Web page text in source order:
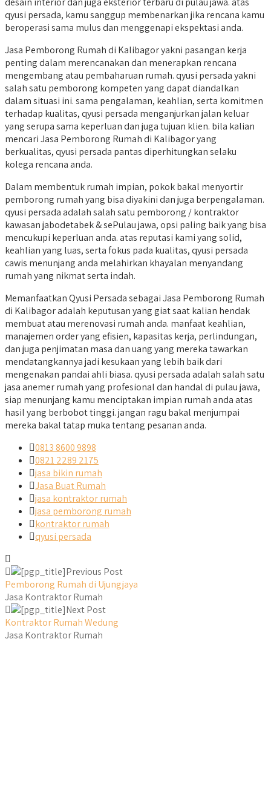
qyusi persada, kamu sanggup membenarkan jika rencana kamu
beroperasi sama mulus dan menggenapi ekspektasi anda.
Jasa Pemborong Rumah di Kalibagor yakni pasangan kerja
penting dalam merencanakan dan menerapkan rencana
mengembang atau pembaharuan rumah. qyusi persada yakni
salah satu pemborong kompeten yang dapat diandalkan
dalam situasi ini. sama pengalaman, keahlian, serta komitmen
terhadap kualitas, qyusi persada menganjurkan jalan keluar
yang serupa sama keperluan dan juga tujuan klien. bila kalian
mencari Jasa Pemborong Rumah di Kalibagor yang
berkualitas, qyusi persada pantas diperhitungkan selaku
kolega rencana anda.
Dalam membentuk rumah impian, pokok bakal menyortir
pemborong rumah yang bisa diyakini dan juga berpengalaman.
qyusi persada adalah salah satu pemborong / kontraktor
kawasan jabodetabek & sePulau jawa, opsi paling baik yang bisa
mencukupi keperluan anda. atas reputasi kami yang solid,
keahlian yang luas, serta fokus pada kualitas, qyusi persada
cawis menunjang anda melahirkan khayalan menyandang
rumah yang nikmat serta indah.
Memanfaatkan Qyusi Persada sebagai Jasa Pemborong Rumah
di Kalibagor adalah keputusan yang giat saat kalian hendak
membuat atau merenovasi rumah anda. manfaat keahlian,
manajemen order yang efisien, kapasitas kerja, perlindungan,
dan juga penjimatan masa dan uang yang mereka tawarkan
mendatangkannya jadi kesukaan yang lebih baik dari
mengenakan pandai ahli biasa. qyusi persada adalah salah satu
jasa anemer rumah yang profesional dan handal di pulau jawa,
siap menunjang kamu menciptakan impian rumah anda atas
hasil yang berbobot tinggi. jangan ragu bakal menjumpai
mereka bakal tatap muka tentang pesanan anda.
0813 8600 9898
0821 2289 2175
jasa bikin rumah
Jasa Buat Rumah
jasa kontraktor rumah
jasa pemborong rumah
kontraktor rumah
qyusi persada
Previous Post
Pemborong Rumah di Ujungjaya
Jasa Kontraktor Rumah
Next Post
Kontraktor Rumah Wedung
Jasa Kontraktor Rumah